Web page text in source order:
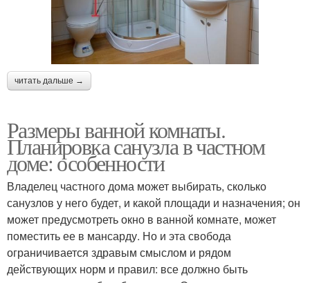
читать дальше →
Размеры ванной комнаты.
Планировка санузла в частном
доме: особенности
Владелец частного дома может выбирать, сколько
санузлов у него будет, и какой площади и назначения; он
может предусмотреть окно в ванной комнате, может
поместить ее в мансарду. Но и эта свобода
ограничивается здравым смыслом и рядом
действующих норм и правил: все должно быть